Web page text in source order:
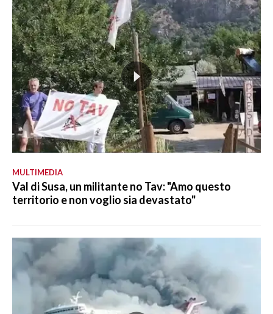
MULTIMEDIA
Val di Susa, un militante no Tav: "Amo questo
territorio e non voglio sia devastato"